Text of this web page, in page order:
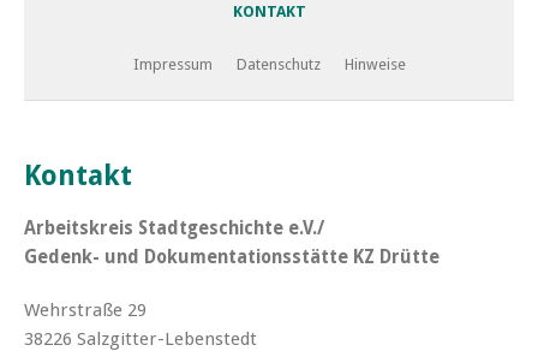
KONTAKT
Impressum Datenschutz Hinweise
Kontakt
Arbeitskreis Stadtgeschichte e.V./
Gedenk- und Dokumentationsstätte KZ Drütte
Wehrstraße 29
38226 Salzgitter-Lebenstedt